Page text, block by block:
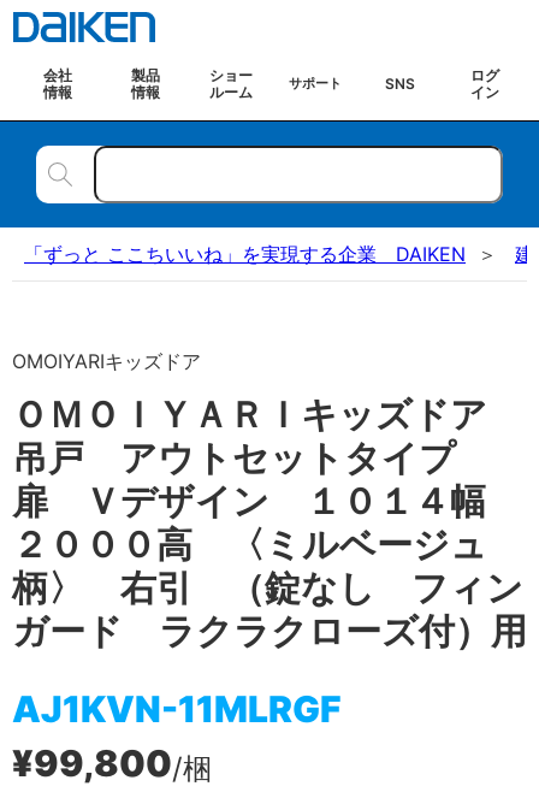
会社
情報
製品
情報
ショー
ルーム
サポート SNS
ログ
イン
「ずっと ここちいいね」を実現する企業 DAIKEN 建
OMOIYARIキッズドア
ＯＭＯＩＹＡＲＩキッズドア
吊戸 アウトセットタイプ
扉 Ｖデザイン １０１４幅
２０００高 〈ミルベージュ
柄〉 右引 （錠なし フィン
ガード ラクラクローズ付）用
AJ1KVN-11MLRGF
¥99,800/梱